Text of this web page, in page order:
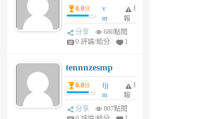
月
前
0.0分
v
m
sg
sr
6
個
月
前
舉
報
分享
680點閱
0 評論/給分
1
tennnzesmp
0.0分
fjj
m
w
rs
舉
報
分享
807點閱